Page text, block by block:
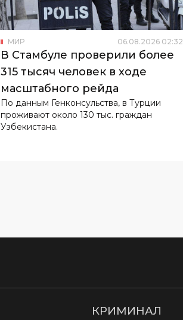
МИР 06.08.2026 02:32
В Стамбуле проверили более
315 тысяч человек в ходе
масштабного рейда
По данным Генконсульства, в Турции
проживают около 130 тыс. граждан
Узбекистана.
КРИМИНАЛ